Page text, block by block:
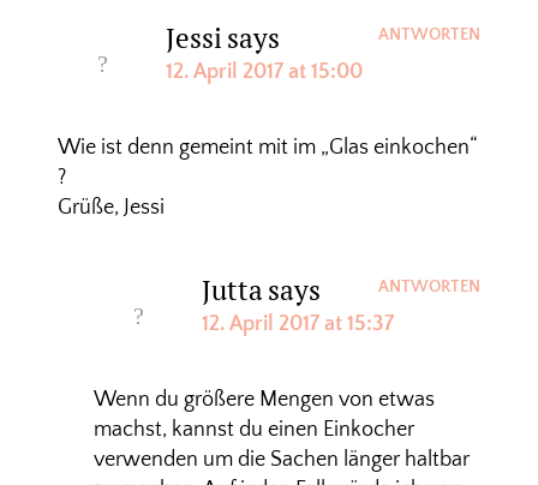
Jessisays
12. April 2017 at 15:00
Wie ist denn gemeint mit im „Glas einkochen“
?
Grüße, Jessi
ANTWORTEN
Juttasays
12. April 2017 at 15:37
Wenn du größere Mengen von etwas
machst, kannst du einen Einkocher
verwenden um die Sachen länger haltbar
ANTWORTEN